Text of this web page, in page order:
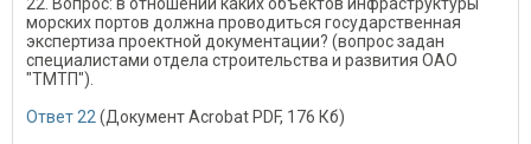
морских портов должна проводиться государственная
экспертиза проектной документации? (вопрос задан
специалистами отдела строительства и развития ОАО
"ТМТП").
Ответ 22 (Документ Acrobat PDF, 176 Кб)